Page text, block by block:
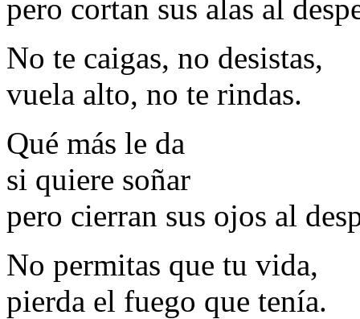
pero cortan sus alas al
No te caigas, no desistas,
vuela alto, no te rindas.
Qué más le da
si quiere soñar
pero cierran sus ojos al
No permitas que tu vida,
pierda el fuego que tenía.